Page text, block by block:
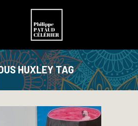
HUXLEY TAG